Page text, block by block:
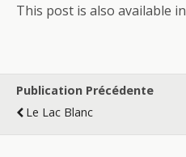
This post is also available in
Publication Précédente
Le Lac Blanc